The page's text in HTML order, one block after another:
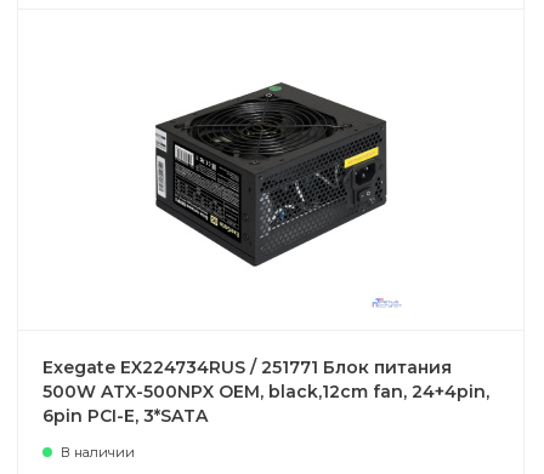
Exegate EX224734RUS / 251771 Блок питания
500W ATX-500NPX OEM, black,12cm fan, 24+4pin,
6pin PCI-E, 3*SATA
В наличии